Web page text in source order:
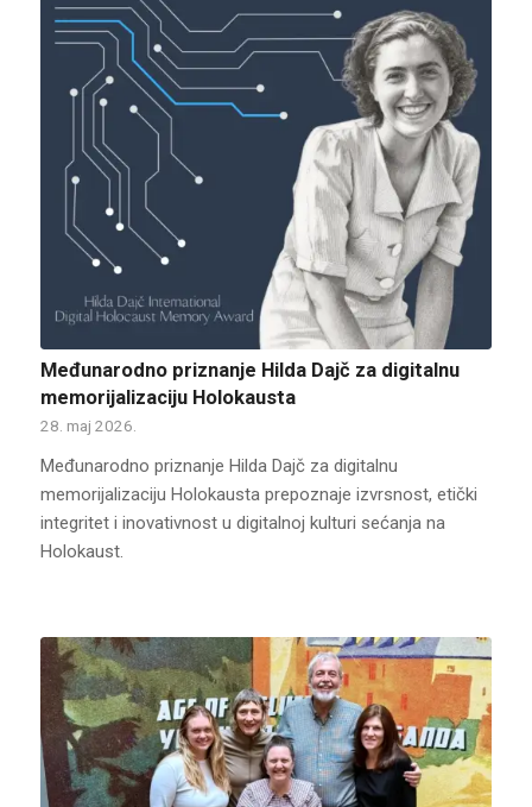
Međunarodno priznanje Hilda Dajč za digitalnu
memorijalizaciju Holokausta
28. maj 2026.
Međunarodno priznanje Hilda Dajč za digitalnu
memorijalizaciju Holokausta prepoznaje izvrsnost, etički
integritet i inovativnost u digitalnoj kulturi sećanja na
Holokaust.